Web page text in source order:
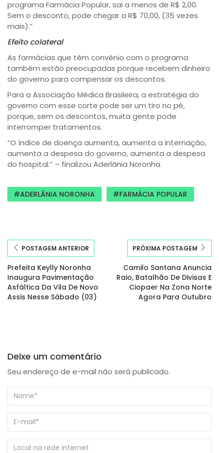
programa Farmácia Popular, sai a menos de R$ 2,00.
Sem o desconto, pode chegar a R$ 70,00, (35 vezes
mais).”
Efeito colateral
As farmácias que têm convênio com o programa
também estão preocupadas porque recebem dinheiro
do governo para compensar os descontos.
Para a Associação Médica Brasileira, a estratégia do
governo com esse corte pode ser um tiro no pé,
porque, sem os descontos, muita gente pode
interromper tratamentos.
“O índice de doença aumenta, aumenta a internação,
aumenta a despesa do governo, aumenta a despesa
do hospital.” – finalizou Aderlânia Noronha.
ADERLÂNIA NORONHA FARMÁCIA POPULAR
POSTAGEM ANTERIOR
Prefeita Keylly Noronha
Inaugura Pavimentação
Asfáltica Da Vila De Novo
Assis Nesse Sábado (03)
PRÓXIMA POSTAGEM
Camilo Santana Anuncia
Raio, Batalhão De Divisas E
Ciopaer Na Zona Norte
Agora Para Outubro
Deixe um comentário
Seu endereço de e-mail não será publicado.